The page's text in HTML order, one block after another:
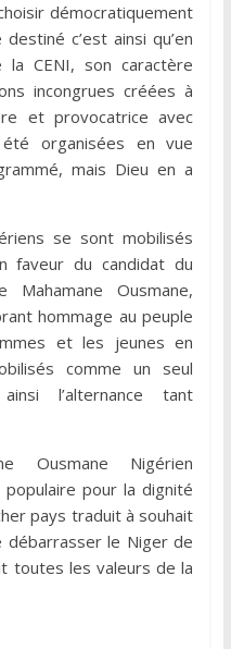
démocratiquement
c’est ainsi qu’en
CENI, son caractère
incongrues créées à
et provocatrice avec
organisées en vue
mais Dieu en a
se sont mobilisés
faveur du candidat du
Mahamane Ousmane,
hommage au peuple
et les jeunes en
comme un seul
l’alternance tant
Ousmane Nigérien
pour la dignité
pays traduit à souhait
débarrasser le Niger de
toutes les valeurs de la